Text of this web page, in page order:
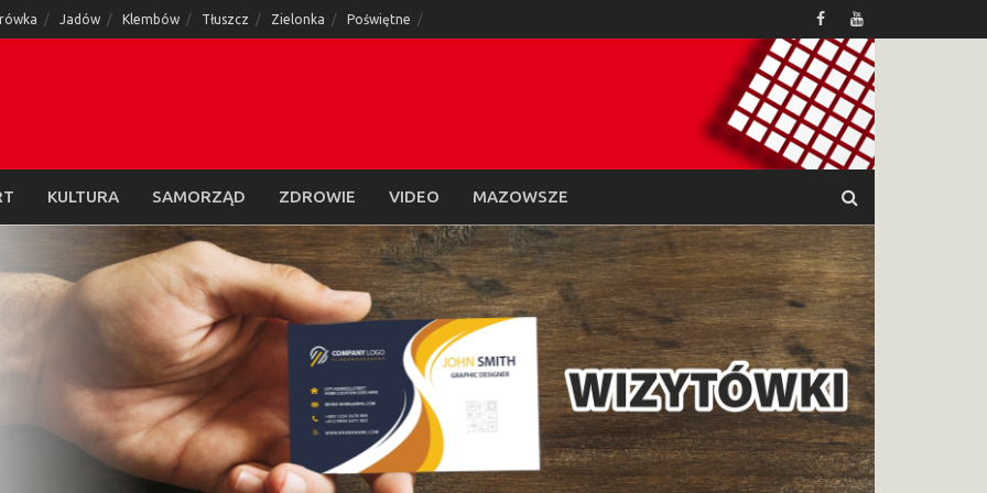
Jadów Klembów Tłuszcz Zielonka Poświętne
KULTURA SAMORZĄD ZDROWIE VIDEO MAZOWSZE